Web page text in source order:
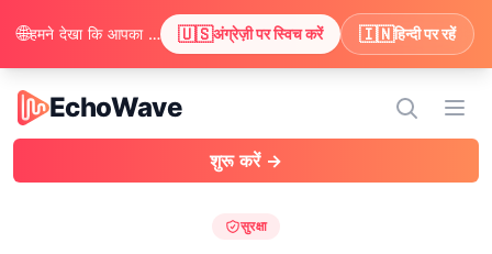
EchoWave
EchoWave
मेन्यू
शुरू करें →
सुरक्षा
🌐 हमने देखा कि आपका ब्राउज़र अंग्रेज़ी पसंद करता है। क्या आप अंग्रेज़ी में सामग्री देखने के लिए स्विच करना चाहेंगे? 🇺🇸अंग्रेज़ी पर स्विच करें 🇮🇳हिन्दी पर रहें